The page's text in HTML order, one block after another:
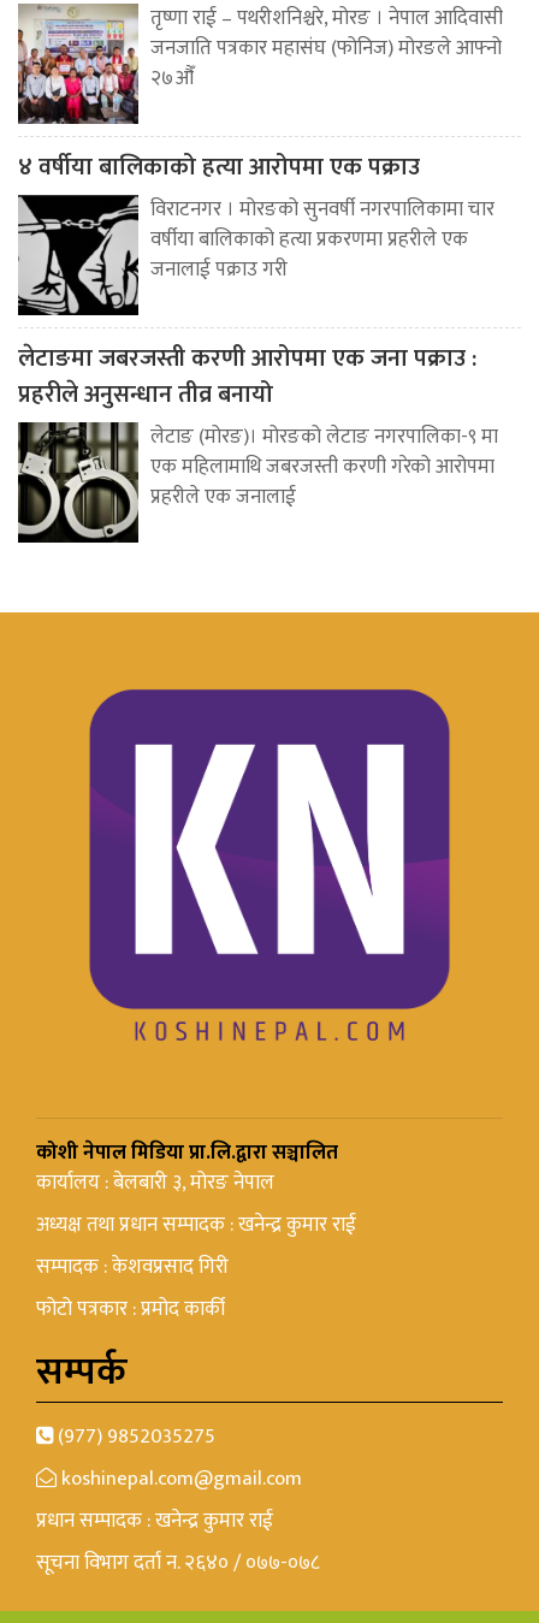
तृष्णा राई – पथरीशनिश्चरे, मोरङ । नेपाल आदिवासी
जनजाति पत्रकार महासंघ (फोनिज) मोरङले आफ्नो
२७औँ
४ वर्षीया बालिकाको हत्या आरोपमा एक पक्राउ
विराटनगर । मोरङको सुनवर्षी नगरपालिकामा चार
वर्षीया बालिकाको हत्या प्रकरणमा प्रहरीले एक
जनालाई पक्राउ गरी
लेटाङमा जबरजस्ती करणी आरोपमा एक जना पक्राउ :
प्रहरीले अनुसन्धान तीव्र बनायो
लेटाङ (मोरङ)। मोरङको लेटाङ नगरपालिका-९ मा
एक महिलामाथि जबरजस्ती करणी गरेको आरोपमा
प्रहरीले एक जनालाई
कोशी नेपाल मिडिया प्रा.लि.द्वारा सञ्चालित
कार्यालय : बेलबारी ३, मोरङ नेपाल
अध्यक्ष तथा प्रधान सम्पादक : खनेन्द्र कुमार राई
सम्पादक : केशवप्रसाद गिरी
फोटो पत्रकार : प्रमोद कार्की
सम्पर्क
(977) 9852035275
koshinepal.com@gmail.com
प्रधान सम्पादक : खनेन्द्र कुमार राई
सूचना विभाग दर्ता न. २६४० / ०७७-०७८